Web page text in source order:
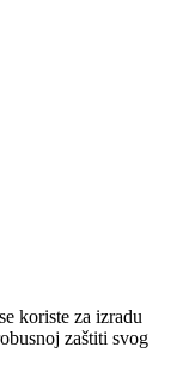
koriste za izradu
zaštiti svog